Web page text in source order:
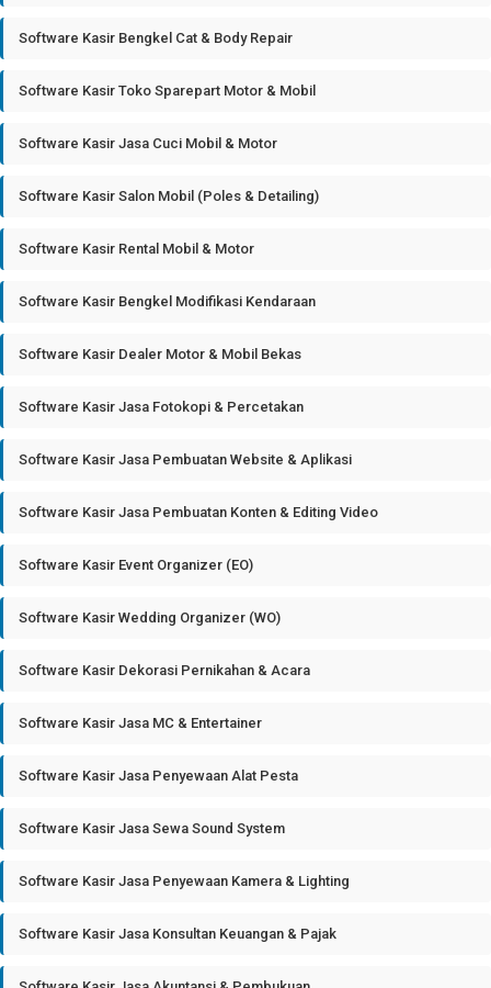
Software Kasir Bengkel Cat & Body Repair
Software Kasir Toko Sparepart Motor & Mobil
Software Kasir Jasa Cuci Mobil & Motor
Software Kasir Salon Mobil (Poles & Detailing)
Software Kasir Rental Mobil & Motor
Software Kasir Bengkel Modifikasi Kendaraan
Software Kasir Dealer Motor & Mobil Bekas
Software Kasir Jasa Fotokopi & Percetakan
Software Kasir Jasa Pembuatan Website & Aplikasi
Software Kasir Jasa Pembuatan Konten & Editing Video
Software Kasir Event Organizer (EO)
Software Kasir Wedding Organizer (WO)
Software Kasir Dekorasi Pernikahan & Acara
Software Kasir Jasa MC & Entertainer
Software Kasir Jasa Penyewaan Alat Pesta
Software Kasir Jasa Sewa Sound System
Software Kasir Jasa Penyewaan Kamera & Lighting
Software Kasir Jasa Konsultan Keuangan & Pajak